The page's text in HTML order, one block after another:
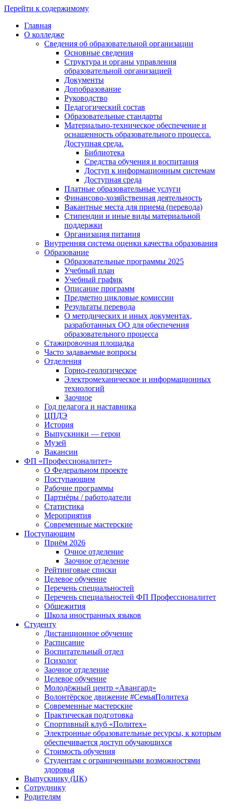
Перейти к содержимому
Главная
О колледже
Сведения об образовательной организации
Основные сведения
Структура и органы управления
образовательной организацией
Документы
Допобразование
Руководство
Педагогический состав
Образовательные стандарты
Материально-техническое обеспечение и
оснащенность образовательного процесса.
Доступная среда.
Библиотека
Средства обучения и воспитания
Доступ к информационным системам
Доступная среда
Платные образовательные услуги
Финансово-хозяйственная деятельность
Вакантные места для приема (перевода)
Стипендии и иные виды материальной
поддержки
Организация питания
Внутренняя система оценки качества образования
Образование
Образовательные программы 2025
Учебный план
Учебный график
Описание программ
Предметно цикловые комиссии
Результаты перевода
О методических и иных документах,
разработанных ОО для обеспечения
образовательного процесса
Стажировочная площадка
Часто задаваемые вопросы
Отделения
Горно-геологическое
Электромеханическое и информационных
технологий
Заочное
Год педагога и наставника
ЦПДЭ
История
Выпускники — герои
Музей
Вакансии
ФП «Профессионалитет»
О Федеральном проекте
Поступающим
Рабочие программы
Партнёры / работодатели
Статистика
Мероприятия
Современные мастерские
Поступающим
Приём 2026
Очное отделение
Заочное отделение
Рейтинговые списки
Целевое обучение
Перечень специальностей
Перечень специальностей ФП Профессионалитет
Общежития
Школа иностранных языков
Студенту
Дистанционное обучение
Расписание
Воспитательный отдел
Психолог
Заочное отделение
Целевое обучение
Молодёжный центр «Авангард»
Волонтёрское движение #СемьяПолитеха
Современные мастерские
Практическая подготовка
Спортивный клуб «Политех»
Электронные образовательные ресурсы, к которым
обеспечивается доступ обучающихся
Стоимость обучения
Студентам с ограниченными возможностями
здоровья
Выпускнику (ЦК)
Сотруднику
Родителям